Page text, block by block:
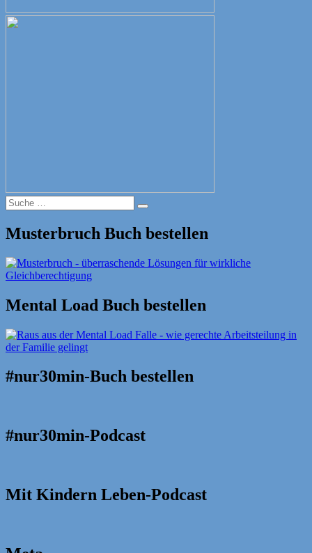
Suche
nach:
Suche
Musterbruch Buch bestellen
Mental Load Buch bestellen
#nur30min-Buch bestellen
#nur30min-Podcast
Mit Kindern Leben-Podcast